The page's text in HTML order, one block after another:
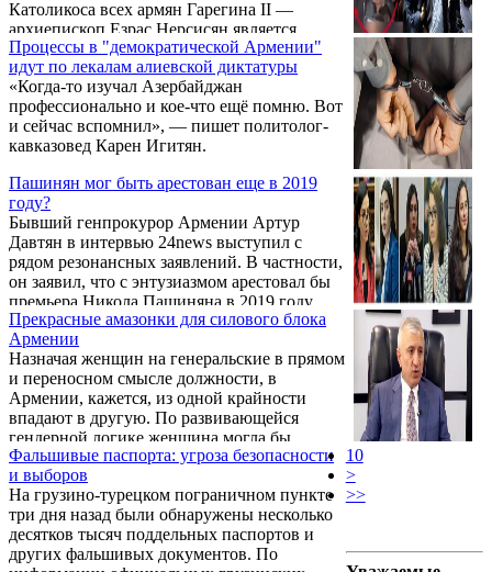
Католикоса всех армян Гарегина II —
архиепископ Езрас Нерсисян является
агентом КГБ. При этом Пашинян сослался
на «появившиеся в прессе» сведения.
Процессы в "демократической Армении"
идут по лекалам алиевской диктатуры
«Когда-то изучал Азербайджан
профессионально и кое-что ещё помню. Вот
и сейчас вспомнил», — пишет политолог-
кавказовед Карен Игитян.
Пашинян мог быть арестован еще в 2019
году?
Бывший генпрокурор Армении Артур
Давтян в интервью 24news выступил с
рядом резонансных заявлений. В частности,
он заявил, что с энтузиазмом арестовал бы
премьера Никола Пашиняна в 2019 году,
если бы тогдашний глава СНБ Артур
Ванецян предоставил основания для этого.
Прекрасные амазонки для силового блока
Армении
Назначая женщин на генеральские в прямом
и переносном смысле должности, в
Армении, кажется, из одной крайности
впадают в другую. По развивающейся
гендерной логике женщина могла бы
вернуться на лесоповал, в шахты, ворочать
в каменоломнях гранит или командовать
группой захвата в криминальной полиции.
Фальшивые паспорта: угроза безопасности
и выборов
На грузино-турецком пограничном пункте
три дня назад были обнаружены несколько
десятков тысяч поддельных паспортов и
других фальшивых документов. По
10
>
>>